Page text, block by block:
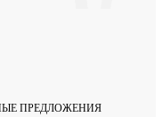
ПРЕДЛОЖЕНИЯ